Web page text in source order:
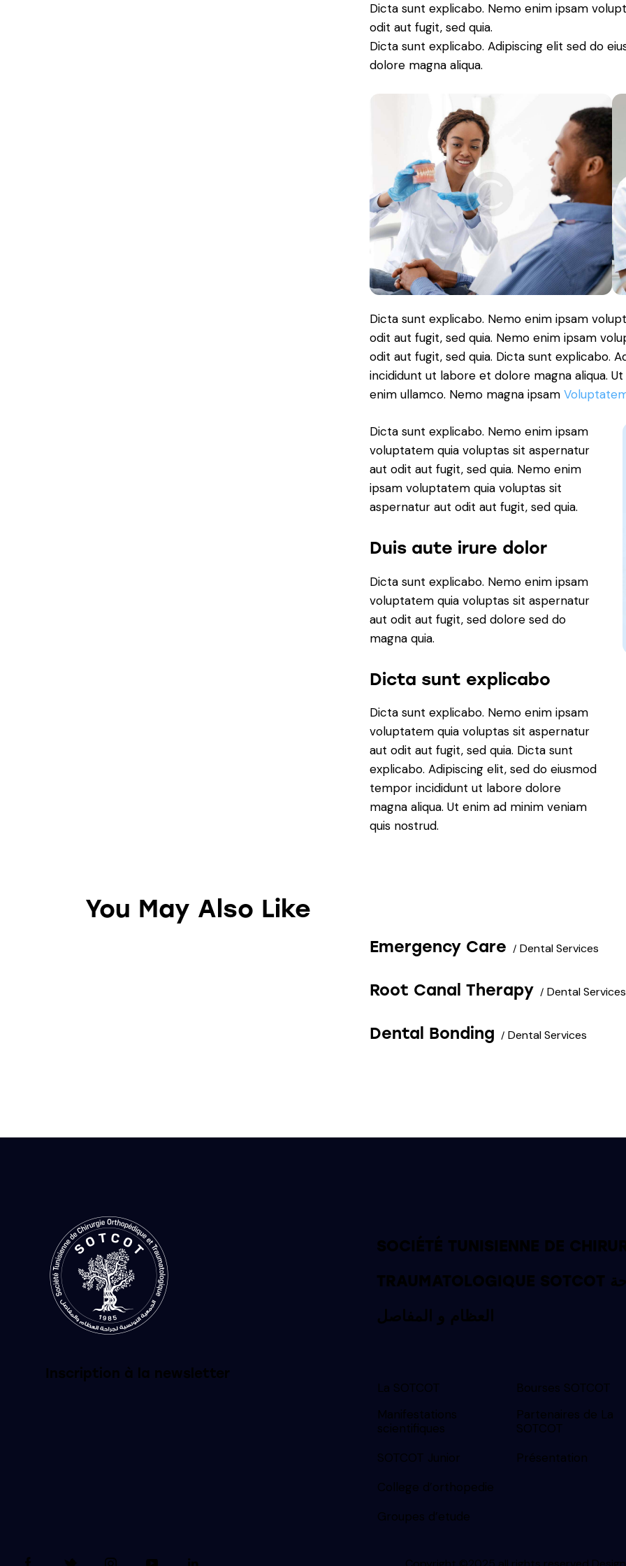
Dicta sunt explicabo. Nemo enim ipsam
odit aut fugit, sed quia.
Dicta sunt explicabo. Adipiscing elit sed do
dolore magna aliqua.
Dicta sunt explicabo. Nemo enim ipsam
odit aut fugit, sed quia. Nemo enim ipsam
odit aut fugit, sed quia. Dicta sunt explicabo.
incididunt ut labore et dolore magna aliqua.
enim ullamco. Nemo magna ipsam
Dicta sunt explicabo. Nemo enim ipsam
voluptatem quia voluptas sit aspernatur
aut odit aut fugit, sed quia. Nemo enim
ipsam voluptatem quia voluptas sit
aspernatur aut odit aut fugit, sed quia.
Duis aute irure dolor
Dicta sunt explicabo. Nemo enim ipsam
voluptatem quia voluptas sit aspernatur
aut odit aut fugit, sed dolore sed do
magna quia.
Dicta sunt explicabo
Dicta sunt explicabo. Nemo enim ipsam
voluptatem quia voluptas sit aspernatur
aut odit aut fugit, sed quia. Dicta sunt
explicabo. Adipiscing elit, sed do eiusmod
tempor incididunt ut labore dolore
magna aliqua. Ut enim ad minim veniam
quis nostrud.
You May Also Like
Dental Services
Emergency Care
Dental Services
Root Canal Therapy
Dental Services
Dental Bonding
SOCIÉTÉ TUNISIENNE DE
TRAUMATOLOGIQUE SOTCOT الجمعية التونسية لجراحة
العظام و المفاصل
Inscription à la newsletter
La SOTCOT
Manifestations
scientifiques
SOTCOT Junior
College d’orthopedie
Groupes d’etude
Bourses SOTCOT
Partenaires de La
SOTCOT
Présentation